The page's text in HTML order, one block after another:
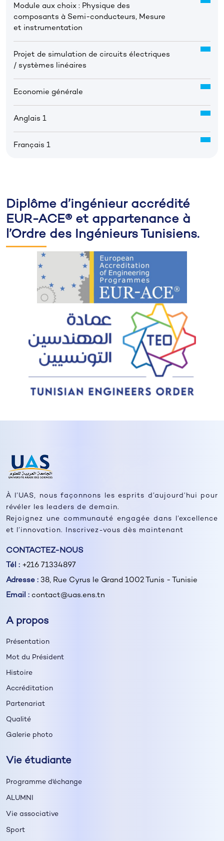
Module aux choix : Physique des
composants à Semi-conducteurs, Mesure
et instrumentation
Projet de simulation de circuits électriques
/ systèmes linéaires
Economie générale
Anglais 1
Français 1
Diplôme d’ingénieur accrédité
EUR-ACE® et appartenance à
l’Ordre des Ingénieurs Tunisiens.
À l’UAS, nous façonnons les esprits d’aujourd’hui pour
révéler les leaders de demain.
Rejoignez une communauté engagée dans l’excellence
et l’innovation. Inscrivez-vous dès maintenant
CONTACTEZ-NOUS
Tél : +216 71334897
Adresse : 38, Rue Cyrus le Grand 1002 Tunis - Tunisie
Email : contact@uas.ens.tn
A propos
Présentation
Mot du Président
Histoire
Accréditation
Partenariat
Qualité
Galerie photo
Vie étudiante
Programme d'échange
ALUMNI
Vie associative
Sport